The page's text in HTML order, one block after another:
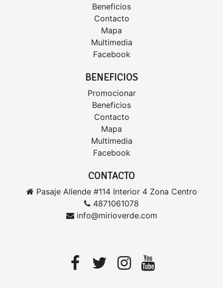
Beneficios
Contacto
Mapa
Multimedia
Facebook
BENEFICIOS
Promocionar
Beneficios
Contacto
Mapa
Multimedia
Facebook
CONTACTO
Pasaje Allende #114 Interior 4 Zona Centro
4871061078
info@mirioverde.com